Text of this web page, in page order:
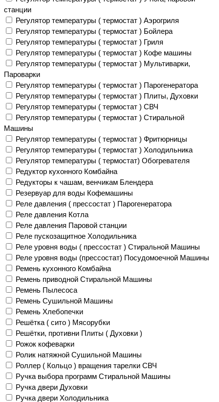
станции
Регулятор температуры ( термостат ) Аэрогриля
Регулятор температуры ( термостат ) Бойлера
Регулятор температуры ( термостат ) Гриля
Регулятор температуры ( термостат ) Кофе машины
Регулятор температуры ( термостат ) Мультиварки,
Пароварки
Регулятор температуры ( термостат ) Парогенератора
Регулятор температуры ( термостат ) Плиты, Духовки
Регулятор температуры ( термостат ) СВЧ
Регулятор температуры ( термостат ) Стиральной
Машины
Регулятор температуры ( термостат ) Фритюрницы
Регулятор температуры ( термостат ) Холодильника
Регулятор температуры ( термостат) Обогревателя
Редуктор кухонного Комбайна
Редукторы к чашам, венчикам Блендера
Резервуар для воды Кофемашины
Реле давления ( прессостат ) Парогенератора
Реле давления Котла
Реле давления Паровой станции
Реле пускозащитное Холодильника
Реле уровня воды ( прессостат ) Стиральной Машины
Реле уровня воды (прессостат) Посудомоечной Машины
Ремень кухонного Комбайна
Ремень приводной Стиральной Машины
Ремень Пылесоса
Ремень Сушильной Машины
Ремень Хлебопечки
Решётка ( сито ) Мясорубки
Решётки, противни Плиты ( Духовки )
Рожок кофеварки
Ролик натяжной Сушильной Машины
Роллер ( Кольцо ) вращения тарелки СВЧ
Ручка выбора программ Стиральной Машины
Ручка двери Духовки
Ручка двери Холодильника